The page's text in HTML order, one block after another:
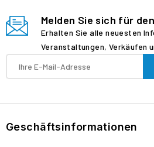
Melden Sie sich für
Erhalten Sie alle neuesten
Veranstaltungen, Verkäufen
Geschäftsinformationen